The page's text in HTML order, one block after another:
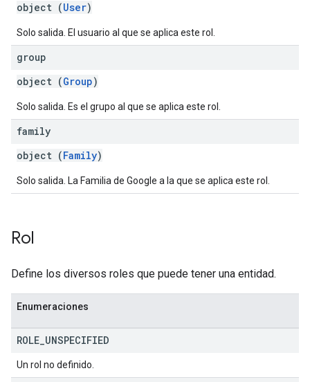
object (User)
Solo salida. El usuario al que se aplica este rol.
group
object (Group)
Solo salida. Es el grupo al que se aplica este rol.
family
object (Family)
Solo salida. La Familia de Google a la que se aplica este rol.
Rol
Define los diversos roles que puede tener una entidad.
Enumeraciones
ROLE UNSPECIFIED
Un rol no definido.